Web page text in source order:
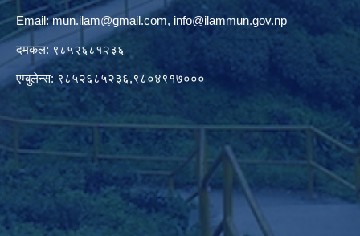
Email:mun.ilam@gmail.com, info@ilammun.gov.np
दमकल: ९८५२६८१२३६
एम्बुलेन्स: ९८५२६८५२३६,९८०४९१७०००